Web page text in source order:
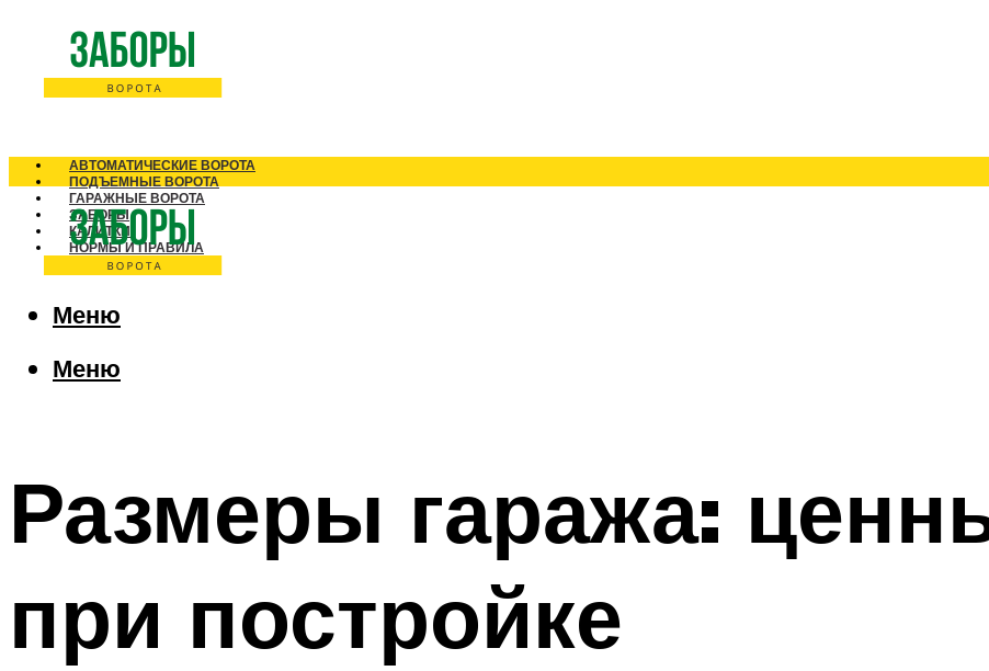
АВТОМАТИЧЕСКИЕ ВОРОТА
ПОДЪЕМНЫЕ ВОРОТА
ГАРАЖНЫЕ ВОРОТА
ЗАБОРЫ
КАЛИТКИ
НОРМЫ И ПРАВИЛА
Меню
Меню
Размеры гаража:
при постройке